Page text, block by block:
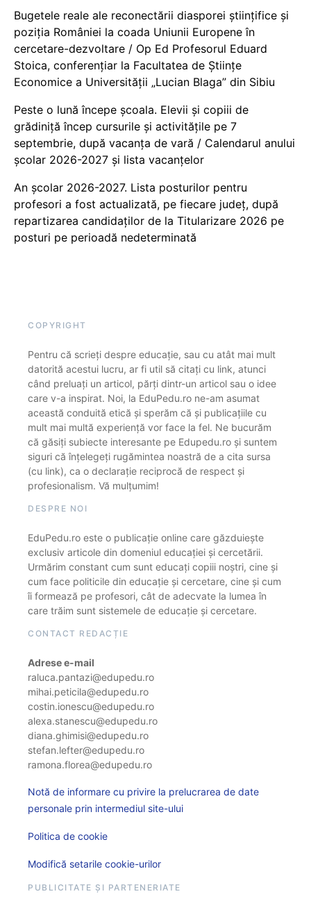
Bugetele reale ale reconectării diasporei științifice și
poziția României la coada Uniunii Europene în
cercetare-dezvoltare / Op Ed Profesorul Eduard
Stoica, conferențiar la Facultatea de Științe
Economice a Universității „Lucian Blaga” din Sibiu
Peste o lună începe școala. Elevii și copiii de
grădiniță încep cursurile și activitățile pe 7
septembrie, după vacanța de vară / Calendarul anului
școlar 2026-2027 și lista vacanțelor
An școlar 2026-2027. Lista posturilor pentru
profesori a fost actualizată, pe fiecare județ, după
repartizarea candidaților de la Titularizare 2026 pe
posturi pe perioadă nedeterminată
COPYRIGHT
Pentru că scrieți despre educație, sau cu atât mai mult
datorită acestui lucru, ar fi util să citați cu link, atunci
când preluați un articol, părți dintr-un articol sau o idee
care v-a inspirat. Noi, la EduPedu.ro ne-am asumat
această conduită etică și sperăm că și publicațiile cu
mult mai multă experiență vor face la fel. Ne bucurăm
că găsiți subiecte interesante pe Edupedu.ro și suntem
siguri că înțelegeți rugămintea noastră de a cita sursa
(cu link), ca o declarație reciprocă de respect și
profesionalism. Vă mulțumim!
DESPRE NOI
EduPedu.ro este o publicație online care găzduiește
exclusiv articole din domeniul educației și cercetării.
Urmărim constant cum sunt educați copiii noștri, cine și
cum face politicile din educație și cercetare, cine și cum
îi formează pe profesori, cât de adecvate la lumea în
care trăim sunt sistemele de educație și cercetare.
CONTACT REDACȚIE
Adrese e-mail
raluca.pantazi@edupedu.ro
mihai.peticila@edupedu.ro
costin.ionescu@edupedu.ro
alexa.stanescu@edupedu.ro
diana.ghimisi@edupedu.ro
stefan.lefter@edupedu.ro
ramona.florea@edupedu.ro
Notă de informare cu privire la prelucrarea de date
personale prin intermediul site-ului
Politica de cookie
Modifică setarile cookie-urilor
PUBLICITATE ȘI PARTENERIATE